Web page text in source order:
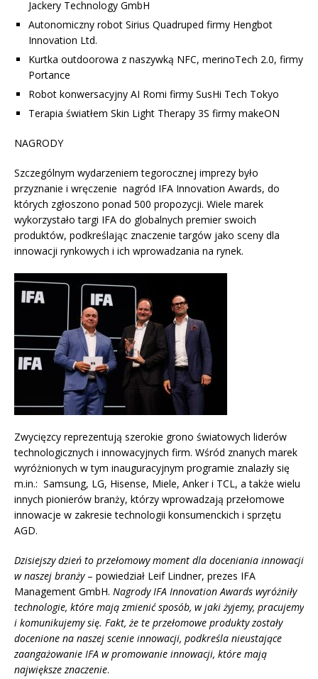
Jackery Technology GmbH
Autonomiczny robot Sirius Quadruped firmy Hengbot
Innovation Ltd.
Kurtka outdoorowa z naszywką NFC, merinoTech 2.0, firmy
Portance
Robot konwersacyjny AI Romi firmy SusHi Tech Tokyo
Terapia światłem Skin Light Therapy 3S firmy makeON
NAGRODY
Szczególnym wydarzeniem tegorocznej imprezy było
przyznanie i wręczenie nagród IFA Innovation Awards, do
których zgłoszono ponad 500 propozycji. Wiele marek
wykorzystało targi IFA do globalnych premier swoich
produktów, podkreślając znaczenie targów jako sceny dla
innowacji rynkowych i ich wprowadzania na rynek.
Zwycięzcy reprezentują szerokie grono światowych liderów
technologicznych i innowacyjnych firm. Wśród znanych marek
wyróżnionych w tym inauguracyjnym programie znalazły się
m.in.: Samsung, LG, Hisense, Miele, Anker i TCL, a także wielu
innych pionierów branży, którzy wprowadzają przełomowe
innowacje w zakresie technologii konsumenckich i sprzętu
AGD.
Dzisiejszy dzień to przełomowy moment dla doceniania innowacji
w naszej branży– powiedział Leif Lindner, prezes IFA
Management GmbH. Nagrody IFA Innovation Awards wyróżniły
technologie, które mają zmienić sposób, w jaki żyjemy, pracujemy
i komunikujemy się. Fakt, że te przełomowe produkty zostały
docenione na naszej scenie innowacji, podkreśla nieustające
zaangażowanie IFA w promowanie innowacji, które mają
największe znaczenie.